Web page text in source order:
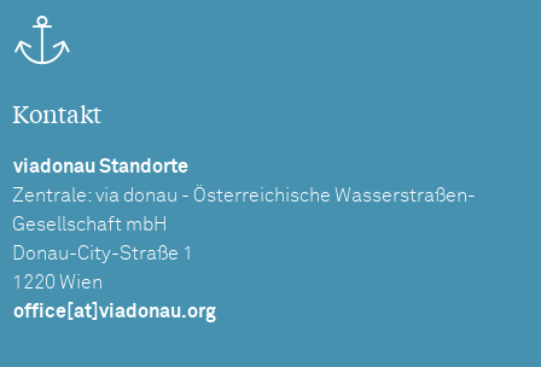
Kontakt
viadonau Standorte
Zentrale: via donau - Österreichische Wasserstraßen-
Gesellschaft mbH
Donau-City-Straße 1
1220 Wien
office[at]viadonau.org